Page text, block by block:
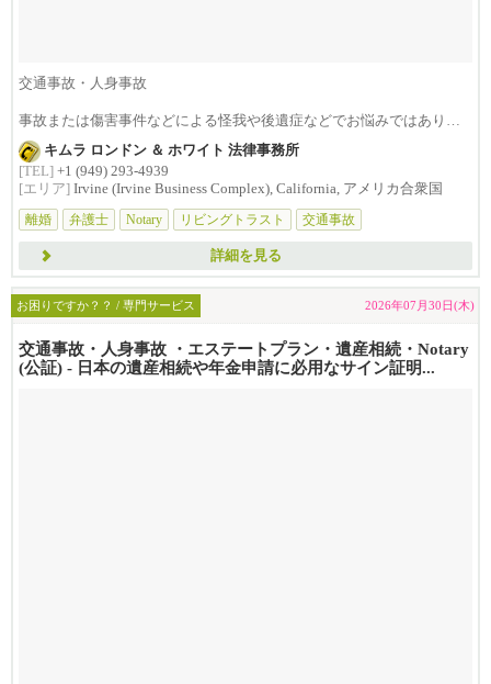
交通事故・人身事故
事故または傷害事件などによる怪我や後遺症などでお悩みではありま
せんか？損害賠償は治療費...
キムラ ロンドン ＆ ホワイト 法律事務所
[TEL] +1 (949) 293-4939
[エリア] Irvine (Irvine Business Complex), California, アメリカ合衆国
離婚
弁護士 Notary リビングトラスト 交通事故
詳細を見る
お困りですか？？ / 専門サービス 2026年07月30日(木)
交通事故・人身事故 ・エステートプラン・遺産相続・Notary
(公証) - 日本の遺産相続や年金申請に必用なサイン証明...